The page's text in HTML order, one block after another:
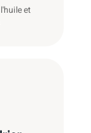
et